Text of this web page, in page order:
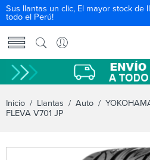
Sus llantas un clic, El mayor stock de
todo el Perú!
Inicio / Llantas / Auto /
FLEVA V701 JP